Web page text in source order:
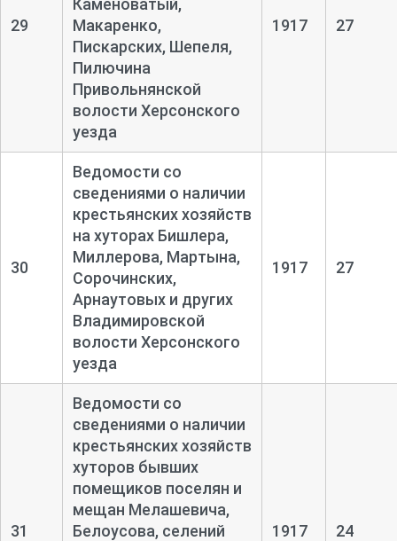
29
Каменоватый,
Макаренко,
Пискарских, Шепеля,
Пилючина
Привольнянской
волости Херсонского
уезда
1917 27
30
Ведомости со
сведениями о наличии
крестьянских хозяйств
на хуторах Бишлера,
Миллерова, Мартына,
Сорочинских,
Арнаутовых и других
Владимировской
волости Херсонского
уезда
1917 27
31
Ведомости со
сведениями о наличии
крестьянских хозяйств
хуторов бывших
помещиков поселян и
мещан Мелашевича,
Белоусова, селений
1917 24